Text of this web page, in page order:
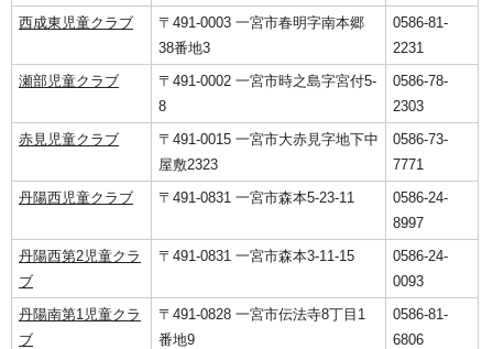
西成東児童クラブ
〒491-0003 一宮市春明字南本郷
38番地3
0586-81-
2231
瀬部児童クラブ
〒491-0002 一宮市時之島字宮付5-
8
0586-78-
2303
赤見児童クラブ
〒491-0015 一宮市大赤見字地下中
屋敷2323
0586-73-
7771
丹陽西児童クラブ
〒491-0831 一宮市森本5-23-11
0586-24-
8997
丹陽西第2児童クラ
ブ
〒491-0831 一宮市森本3-11-15
0586-24-
0093
丹陽南第1児童クラ
ブ
〒491-0828 一宮市伝法寺8丁目1
番地9
0586-81-
6806